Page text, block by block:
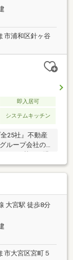
ャル（T.sロー
ス（３年間無
市浦和区針ヶ谷
即入居可
システムキッチン
25社』不動産
ループ会社の
致します■東宝
ループ会社。
問題点や暮ら
ナンシャル不
。金利と保障
ンをお届けし
発のライフシ
の家計収支を
します
大宮駅 徒歩8分
市大宮区宮町５